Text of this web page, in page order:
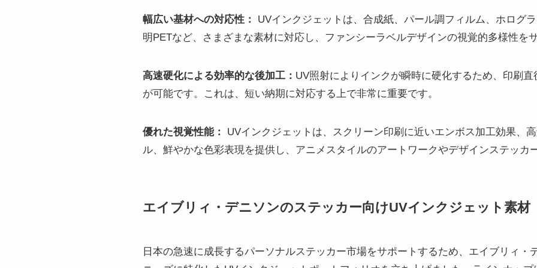
幅広い基材への対応性： UVインクジェットは、合成紙、パール調フィルム、ホログ
明PETなど、さまざまな素材に対応し、ファンシーラベルデザインの視覚的多様性を
高速硬化による効率的な後加工： UV照射によりインクが瞬時に硬化するため、印刷
が可能です。これは、短い納期に対応する上で非常に重要です。
優れた視覚性能： UVインクジェットは、スクリーン印刷に近いエンボス加工効果、
ル、鮮やかな色彩表現を提供し、アニメスタイルのアートワークやデザインステッカ
エイブリィ・デニソンのステッカー向けUVインクジェット素材
日本の急速に成長するパーソナルステッカー市場をサポートするため、エイブリィ・